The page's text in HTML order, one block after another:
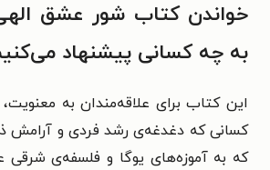
خواندن کتاب شور عشق
به چه کسانی پیشنهاد
این کتاب برای علاقه‌مندان به
کسانی که دغدغه‌ی رشد فردی و آرامش
که به آموزه‌های یوگا و فلسفه‌ی شرقی